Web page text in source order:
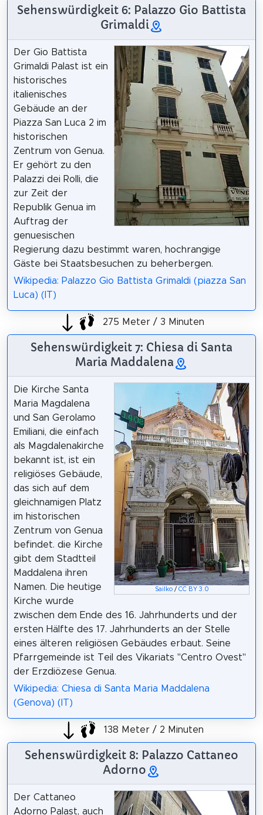
Sehenswürdigkeit 6: Palazzo Gio Battista
Grimaldi
Der Gio Battista
Grimaldi Palast ist ein
historisches
italienisches
Gebäude an der
Piazza San Luca 2 im
historischen
Zentrum von Genua.
Er gehört zu den
Palazzi dei Rolli, die
zur Zeit der
Republik Genua im
Auftrag der
genuesischen
Regierung dazu bestimmt waren, hochrangige
Gäste bei Staatsbesuchen zu beherbergen.
Wikipedia: Palazzo Gio Battista Grimaldi (piazza San
Luca) (IT)
275 Meter / 3 Minuten
Sehenswürdigkeit 7: Chiesa di Santa
Maria Maddalena
Sailko/ CC BY 3.0
Die Kirche Santa
Maria Magdalena
und San Gerolamo
Emiliani, die einfach
als Magdalenakirche
bekannt ist, ist ein
religiöses Gebäude,
das sich auf dem
gleichnamigen Platz
im historischen
Zentrum von Genua
befindet. die Kirche
gibt dem Stadtteil
Maddalena ihren
Namen. Die heutige
Kirche wurde
zwischen dem Ende des 16. Jahrhunderts und der
ersten Hälfte des 17. Jahrhunderts an der Stelle
eines älteren religiösen Gebäudes erbaut. Seine
Pfarrgemeinde ist Teil des Vikariats "Centro Ovest"
der Erzdiözese Genua.
Wikipedia: Chiesa di Santa Maria Maddalena
(Genova) (IT)
138 Meter / 2 Minuten
Sehenswürdigkeit 8: Palazzo Cattaneo
Adorno
Der Cattaneo
Adorno Palast, auch